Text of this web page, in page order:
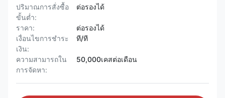
ปริมาณการสั่งซื้อ
ขั้นต่ำ:
ต่อรองได้
ราคา:
ต่อรองได้
เงื่อนไขการชำระ
เงิน:
ที/ที
ความสามารถใน
การจัดหา:
50,000เคสต่อเดือน